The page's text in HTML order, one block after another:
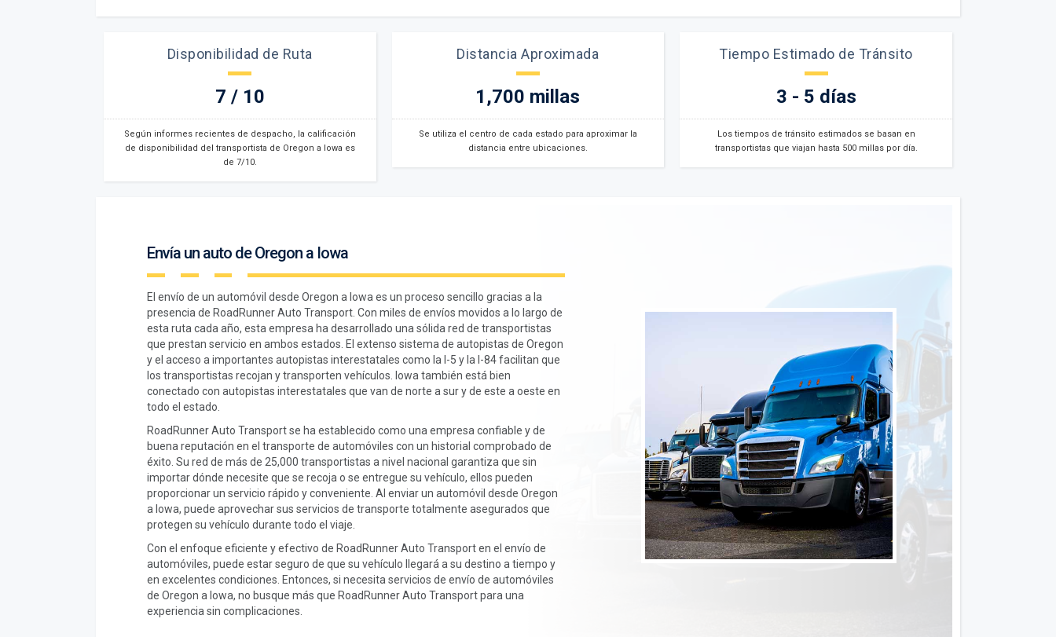
Disponibilidad de Ruta
7 / 10
Según informes recientes de despacho, la calificación
de disponibilidad del transportista de Oregon a Iowa es
de 7/10.
Distancia Aproximada
1,700 millas
Se utiliza el centro de cada estado para aproximar la
distancia entre ubicaciones.
Tiempo Estimado de Tránsito
3 - 5 días
Los tiempos de tránsito estimados se basan en
transportistas que viajan hasta 500 millas por día.
Envía un auto de Oregon a Iowa
El envío de un automóvil desde Oregon a Iowa es un proceso sencillo gracias a la
presencia de RoadRunner Auto Transport. Con miles de envíos movidos a lo largo de
esta ruta cada año, esta empresa ha desarrollado una sólida red de transportistas
que prestan servicio en ambos estados. El extenso sistema de autopistas de Oregon
y el acceso a importantes autopistas interestatales como la I-5 y la I-84 facilitan que
los transportistas recojan y transporten vehículos. Iowa también está bien
conectado con autopistas interestatales que van de norte a sur y de este a oeste en
todo el estado.
RoadRunner Auto Transport se ha establecido como una empresa confiable y de
buena reputación en el transporte de automóviles con un historial comprobado de
éxito. Su red de más de 25,000 transportistas a nivel nacional garantiza que sin
importar dónde necesite que se recoja o se entregue su vehículo, ellos pueden
proporcionar un servicio rápido y conveniente. Al enviar un automóvil desde Oregon
a Iowa, puede aprovechar sus servicios de transporte totalmente asegurados que
protegen su vehículo durante todo el viaje.
Con el enfoque eficiente y efectivo de RoadRunner Auto Transport en el envío de
automóviles, puede estar seguro de que su vehículo llegará a su destino a tiempo y
en excelentes condiciones. Entonces, si necesita servicios de envío de automóviles
de Oregon a Iowa, no busque más que RoadRunner Auto Transport para una
experiencia sin complicaciones.